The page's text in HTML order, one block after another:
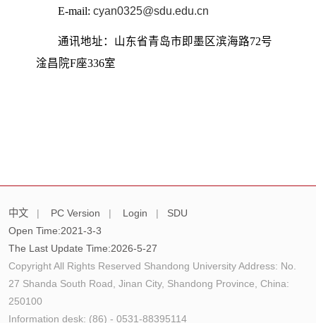
E-mail: cyan0325@sdu.edu.cn
通讯地址：山东省青岛市即墨区滨海路72号
淦昌院F座336室
中文 | PC Version | Login |
SDU
Open Time:2021-3-3
The Last Update Time:2026-5-27
Copyright All Rights Reserved Shandong University Address: No.
27 Shanda South Road, Jinan City, Shandong Province, China:
250100
Information desk: (86) - 0531-88395114